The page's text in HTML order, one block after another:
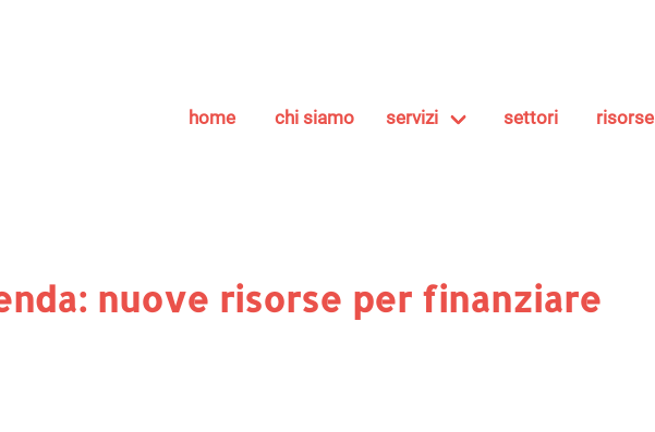
home chi siamo servizi settori risorse
nuove risorse per finanziare